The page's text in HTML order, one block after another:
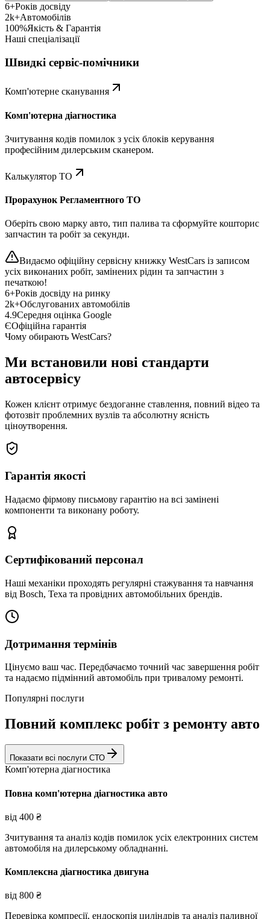
6+Років досвіду
2k+Автомобілів
100%Якість & Гарантія
Наші спеціалізації
Швидкі сервіс-помічники
Комп'ютерне сканування
Комп'ютерна діагностика
Зчитування кодів помилок з усіх блоків керування
професійним дилерським сканером.
Калькулятор ТО
Прорахунок Регламентного ТО
Оберіть свою марку авто, тип палива та сформуйте кошторис
запчастин та робіт за секунди.
Видаємо офіційну сервісну книжку WestCars із записом
усіх виконаних робіт, замінених рідин та запчастин з
печаткою!
6+Років досвіду на ринку
2k+Обслугованих автомобілів
4.9Середня оцінка Google
ЄОфіційна гарантія
Чому обирають WestCars?
Ми встановили нові стандарти
автосервісу
Кожен клієнт отримує бездоганне ставлення, повний відео та
фотозвіт проблемних вузлів та абсолютну ясність
ціноутворення.
Гарантія якості
Надаємо фірмову письмову гарантію на всі замінені
компоненти та виконану роботу.
Сертифікований персонал
Наші механіки проходять регулярні стажування та навчання
від Bosch, Texa та провідних автомобільних брендів.
Дотримання термінів
Цінуємо ваш час. Передбачаємо точний час завершення робіт
та надаємо підмінний автомобіль при тривалому ремонті.
Популярні послуги
Повний комплекс робіт з ремонту авто
Показати всі послуги СТО
Комп'ютерна діагностика
Повна комп'ютерна діагностика авто
від 400 ₴
Зчитування та аналіз кодів помилок усіх електронних систем
автомобіля на дилерському обладнанні.
Комплексна діагностика двигуна
від 800 ₴
Перевірка компресії, ендоскопія циліндрів та аналіз паливної